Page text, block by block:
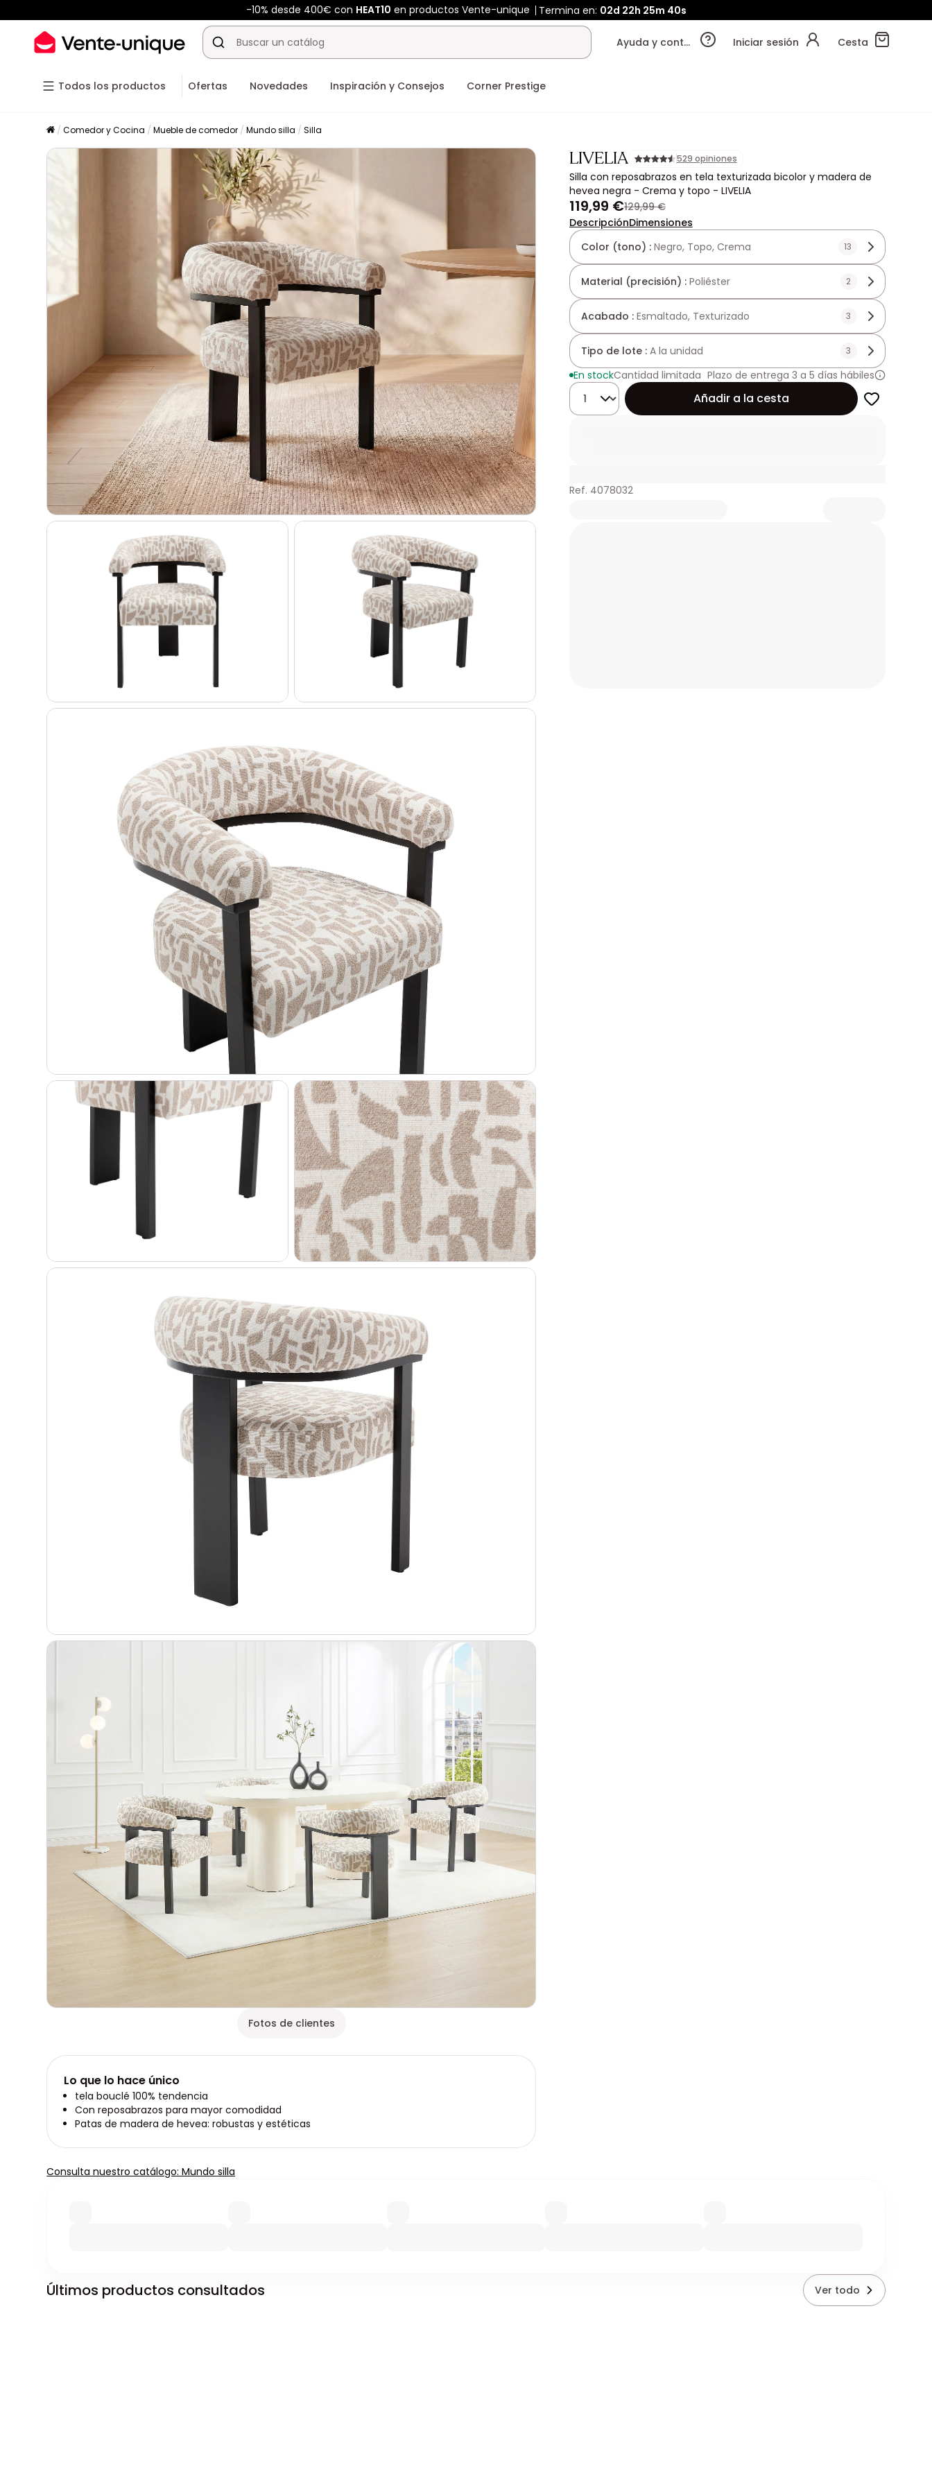
-10% desde 400€ con HEAT10 en productos Vente-unique Termina en: 02d 22h 25m 37s
Ayuda y contacto Iniciar sesión Cesta
Todos los productos Ofertas Novedades Inspiración y Consejos Corner Prestige
Comedor y Cocina Mueble de comedor Mundo silla Silla
Fotos de clientes
LIVELIA 529 opiniones
Silla con reposabrazos en tela texturizada bicolor y madera de
hevea negra - Crema y topo - LIVELIA
119,99 €129,99 €
DescripciónDimensiones
Color (tono) : Negro, Topo, Crema 13
Material (precisión) : Poliéster 2
Acabado : Esmaltado, Texturizado 3
Tipo de lote : A la unidad 3
En stockCantidad limitada Plazo de entrega 3 a 5 días hábiles
Cantidad
Añadir a la cesta
Ref. 4078032
Lo que lo hace único
tela bouclé 100% tendencia
Con reposabrazos para mayor comodidad
Patas de madera de hevea: robustas y estéticas
Consulta nuestro catálogo: Mundo silla
Últimos productos consultados Ver todo